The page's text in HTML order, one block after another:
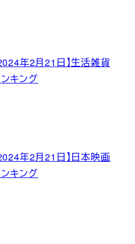
年2月21日】生活雑貨
キング
年2月21日】日本映画
キング